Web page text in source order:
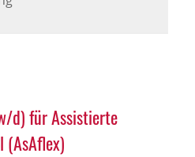
d) für Assistierte
(AsAflex)